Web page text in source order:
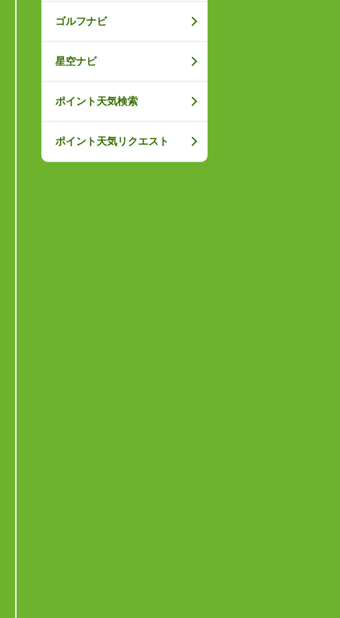
ゴルフナビ
星空ナビ
ポイント天気検索
ポイント天気リクエスト